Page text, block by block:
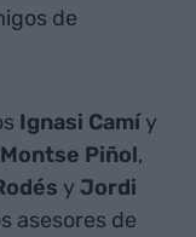
de
Ignasi Camíy
Montse Piñol,
y Jordi
asesores de